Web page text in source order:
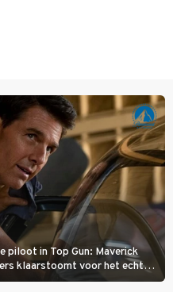
piloot in Top Gun: Maverick
klaarstoomt voor het echte